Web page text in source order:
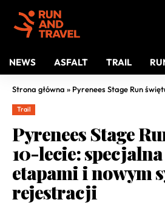
NEWS ASFALT TRAIL
Strona główna » Pyrenees Stage Run świętuje 10-lecie:
Trail
Pyrenees Stage
10-lecie:
etapami i nowym
rejestracji